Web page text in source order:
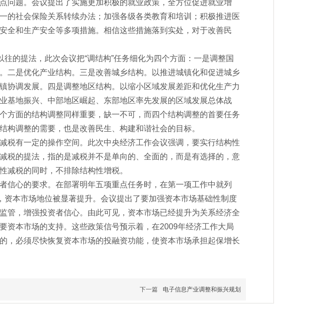
问题。会议提出了实施更加积极的就业政策，全方位促进就业增
的社会保险关系转续办法；加强各级各类教育和培训；积极推进医
全和生产安全等多项措施。相信这些措施落到实处，对于改善民
的提法，此次会议把“调结构”任务细化为四个方面：一是调整国
二是优化产业结构。三是改善城乡结构。以推进城镇化和促进城乡
协调发展。四是调整地区结构。以缩小区域发展差距和优化生产力
基地振兴、中部地区崛起、东部地区率先发展的区域发展总体战
方面的结构调整同样重要，缺一不可，而四个结构调整的首要任务
调整的需要，也是改善民生、构建和谐社会的目标。
税有一定的操作空间。此次中央经济工作会议强调，要实行结构性
税的提法，指的是减税并不是单向的、全面的，而是有选择的，意
减税的同时，不排除结构性增税。
信心的要求。在部署明年五项重点任务时，在第一项工作中就列
资本市场地位被显著提升。会议提出了要加强资本市场基础性制度
管，增强投资者信心。由此可见，资本市场已经提升为关系经济全
资本市场的支持。这些政策信号预示着，在2009年经济工作大局
，必须尽快恢复资本市场的投融资功能，使资本市场承担起保增长
下一篇 电子信息产业调整和振兴规划